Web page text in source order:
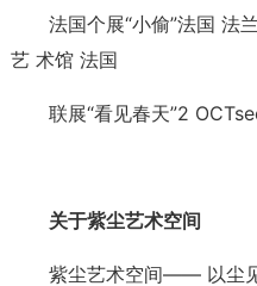
法国个展“小偷”法国 法
艺 术馆 法国
联展“看见春天”2
关于紫尘艺术空间
紫尘艺术空间—— 以尘